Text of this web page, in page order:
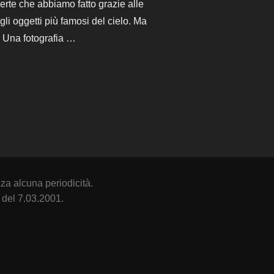
che abbiamo fatto grazie alle
oggetti più famosi del cielo. Ma
Una fotografia …
DEL GRANCHIO”
alcuna periodicità.
7.03.2001.